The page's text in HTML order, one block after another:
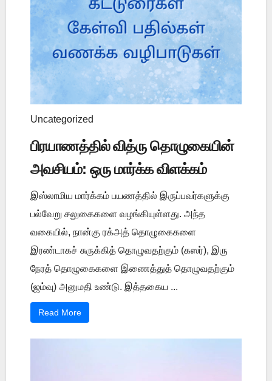
Uncategorized
பிரயாணத்தில் வித்ரு தொழுகையின்
அவசியம்: ஒரு மார்க்க விளக்கம்
இஸ்லாமிய மார்க்கம் பயணத்தில் இருப்பவர்களுக்கு
பல்வேறு சலுகைகளை வழங்கியுள்ளது. அந்த
வகையில், நான்கு ரக்அத் தொழுகைகளை
இரண்டாகச் சுருக்கித் தொழுவதற்கும் (கஸர்), இரு
நேரத் தொழுகைகளை இணைத்துத் தொழுவதற்கும்
(ஜம்வு) அனுமதி உண்டு. இத்தகைய ...
Read More